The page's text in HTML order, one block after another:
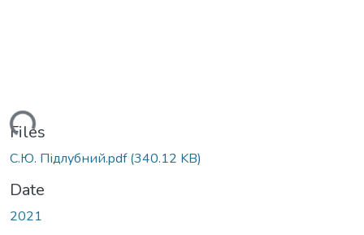
Files
С.Ю. Підлубний.pdf(340.12 KB)
Date
2021